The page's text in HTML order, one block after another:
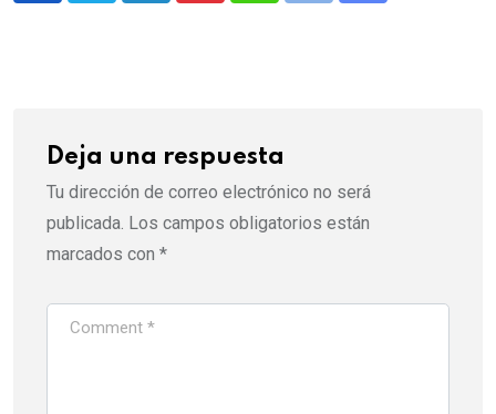
Deja una respuesta
Tu dirección de correo electrónico no será
publicada. Los campos obligatorios están
marcados con *